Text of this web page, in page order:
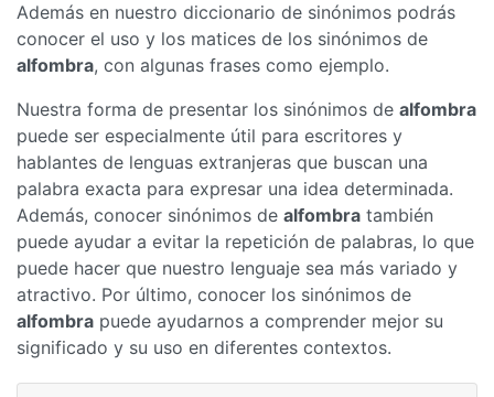
Además en nuestro diccionario de sinónimos podrás
conocer el uso y los matices de los sinónimos de
alfombra, con algunas frases como ejemplo.
Nuestra forma de presentar los sinónimos de alfombra
puede ser especialmente útil para escritores y
hablantes de lenguas extranjeras que buscan una
palabra exacta para expresar una idea determinada.
Además, conocer sinónimos de alfombra también
puede ayudar a evitar la repetición de palabras, lo que
puede hacer que nuestro lenguaje sea más variado y
atractivo. Por último, conocer los sinónimos de
alfombra puede ayudarnos a comprender mejor su
significado y su uso en diferentes contextos.